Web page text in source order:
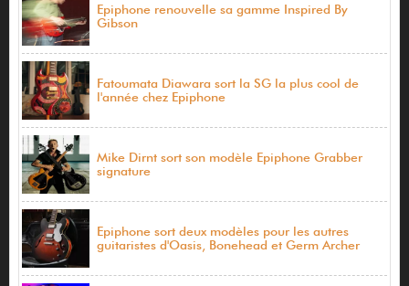
Epiphone renouvelle sa gamme Inspired By
Gibson
Fatoumata Diawara sort la SG la plus cool de
l'année chez Epiphone
Mike Dirnt sort son modèle Epiphone Grabber
signature
Epiphone sort deux modèles pour les autres
guitaristes d'Oasis, Bonehead et Germ Archer